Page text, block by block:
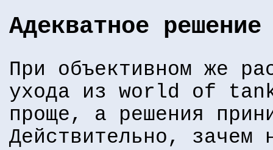
Адекватное решение
При объективном же
ухода из world of
проще, а решения
Действительно, зачем